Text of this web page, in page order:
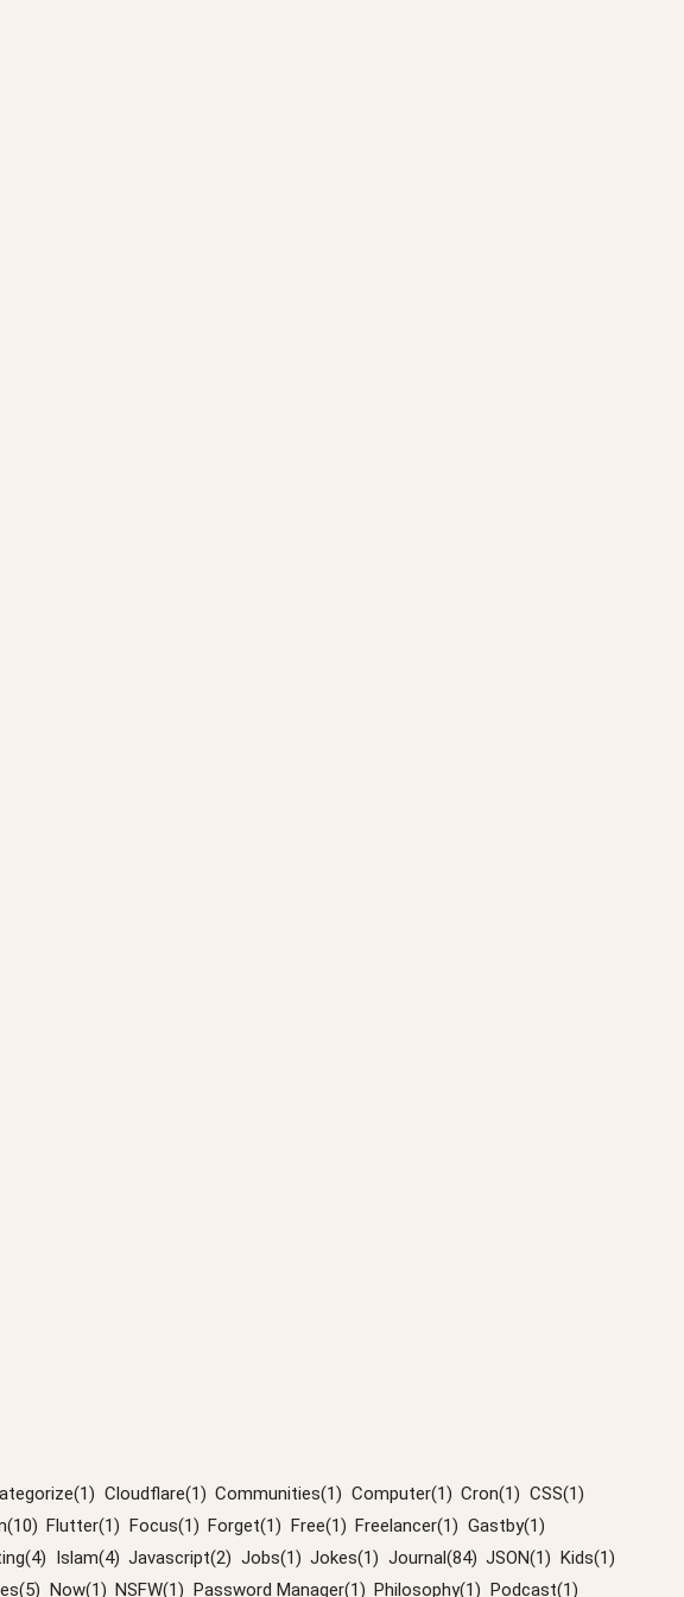
Cloudflare(1) Communities(1) Computer(1) Cron(1) CSS(1)
Flutter(1) Focus(1) Forget(1) Free(1) Freelancer(1) Gastby(1)
Islam(4) Javascript(2) Jobs(1) Jokes(1) Journal(84) JSON(1) Kids(1)
Now(1) NSFW(1) Password Manager(1) Philosophy(1) Podcast(1)